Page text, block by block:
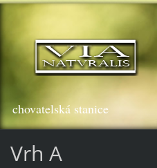
chovatelská stanice
Vrh A